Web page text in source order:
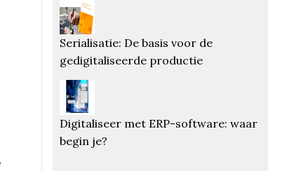
Serialisatie: De basis voor de
gedigitaliseerde productie
Digitaliseer met ERP-software: waar
begin je?